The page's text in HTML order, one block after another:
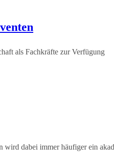
als Fachkräfte zur Verfügung
dabei immer häufiger ein